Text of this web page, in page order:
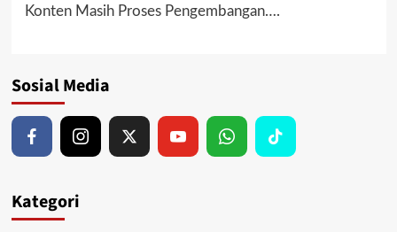
Konten Masih Proses Pengembangan….
Sosial Media
Kategori